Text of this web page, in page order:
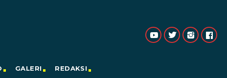
GALERI REDAKSI